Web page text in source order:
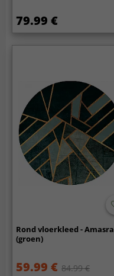
79.99 €
Rond vloerkleed - Amasra
(groen)
59.99 € 84.99 €